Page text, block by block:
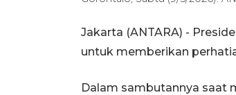
Jakarta (ANTARA) -
untuk memberikan
Dalam sambutannya saat